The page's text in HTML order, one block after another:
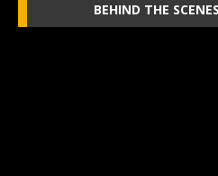
BEHIND THE